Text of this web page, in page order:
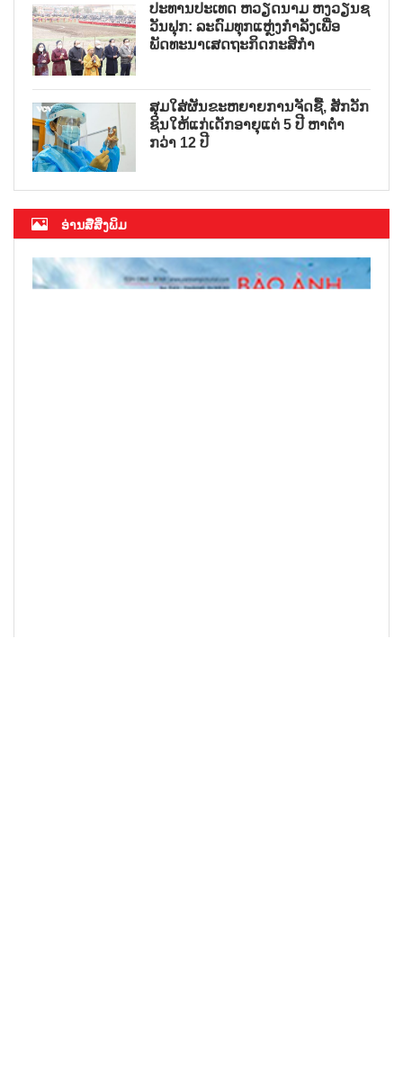
ປະທານປະເທດ ຫວຽດນາມ ຫງວຽນຊ
ວັນຟຸກ: ລະດົມທຸກແຫຼ່ງກຳລັງເພື່ອ
ພັດທະນາເສດຖະກິດກະສິກຳ
ສຸມໃສ່ຜັນຂະຫຍາຍການຈັດຊື້, ສັກວັກ
ຊິນໃຫ້ແກ່ເດັກອາຍຸແຕ່ 5 ປີ ຫາຕ່ຳ
ກວ່າ 12 ປີ
ອ່ານສື່ສິ່ງພິມ